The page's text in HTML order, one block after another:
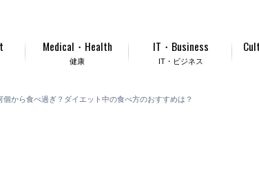
健康
Medical・Health
IT・ビジネス
IT・Business
から食べ過ぎ？ダイエット中の食べ方のおすすめは？